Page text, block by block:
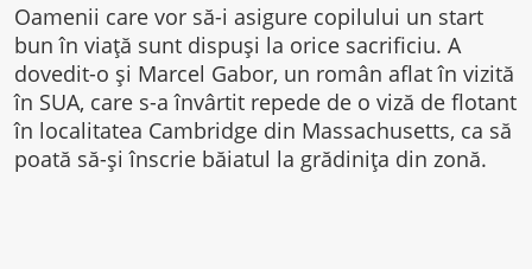
Oamenii care vor să-i asigure copilului un start
bun în viață sunt dispuși la orice sacrificiu. A
dovedit-o și Marcel Gabor, un român aflat în vizită
în SUA, care s-a învârtit repede de o viză de flotant
în localitatea Cambridge din Massachusetts, ca să
poată să-și înscrie băiatul la grădinița din zonă.